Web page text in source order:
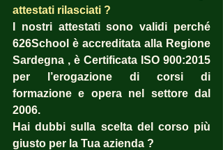
attestati rilasciati ?
I nostri attestati sono validi perché
626School è accreditata alla Regione
Sardegna , è Certificata ISO 900:2015
per l’erogazione di corsi di
formazione e opera nel settore dal
2006.
Hai dubbi sulla scelta del corso più
giusto per la Tua azienda ?